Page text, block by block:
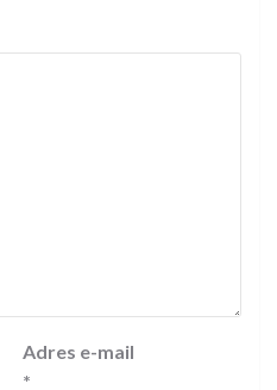
Adres e-mail
*